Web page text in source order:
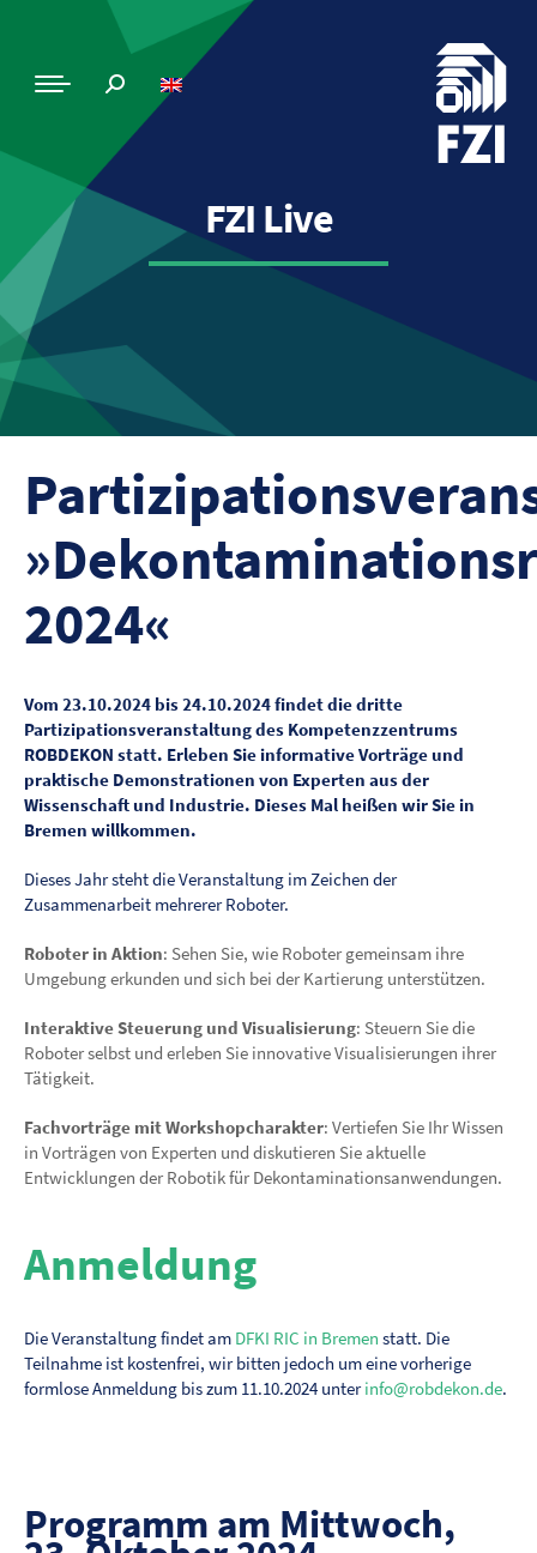
FZI Live
2024«
Vom 23.10.2024 bis 24.10.2024 findet die dritte
Partizipationsveranstaltung des Kompetenzzentrums
ROBDEKON statt. Erleben Sie informative Vorträge und
praktische Demonstrationen von Experten aus der
Wissenschaft und Industrie. Dieses Mal heißen wir Sie in
Bremen willkommen.
Dieses Jahr steht die Veranstaltung im Zeichen der
Zusammenarbeit mehrerer Roboter.
Roboter in Aktion: Sehen Sie, wie Roboter gemeinsam ihre
Umgebung erkunden und sich bei der Kartierung unterstützen.
Interaktive Steuerung und Visualisierung: Steuern Sie die
Roboter selbst und erleben Sie innovative Visualisierungen ihrer
Tätigkeit.
Fachvorträge mit Workshopcharakter: Vertiefen Sie Ihr Wissen
in Vorträgen von Experten und diskutieren Sie aktuelle
Entwicklungen der Robotik für Dekontaminationsanwendungen.
Anmeldung
Die Veranstaltung findet am DFKI RIC in Bremen statt. Die
Teilnahme ist kostenfrei, wir bitten jedoch um eine vorherige
formlose Anmeldung bis zum 11.10.2024 unterinfo@robdekon.de.
Programm am Mittwoch,